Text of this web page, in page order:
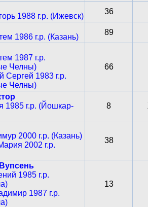
1988 г.р. (Ижевск)
36
1986 г.р. (Казань)
89
1987 г.р.
Челны)
Сергей 1983 г.р.
Челны)
66
1985 г.р. (Йошкар-
8
2000 г.р. (Казань)
2002 г.р.
38
1985 г.р.
1987 г.р.
13